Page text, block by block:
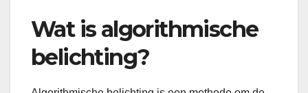
Wat is algorithmische
belichting?